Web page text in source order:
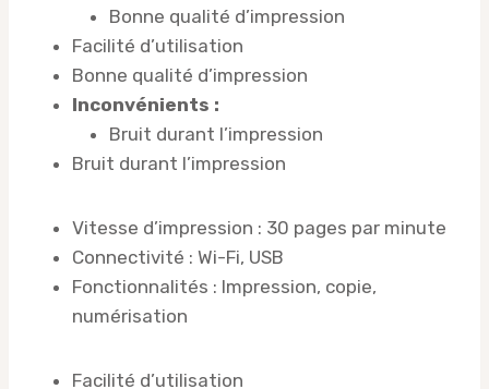
Bonne qualité d’impression
Facilité d’utilisation
Bonne qualité d’impression
Inconvénients :
Bruit durant l’impression
Bruit durant l’impression
Vitesse d’impression : 30 pages par minute
Connectivité : Wi-Fi, USB
Fonctionnalités : Impression, copie,
numérisation
Facilité d’utilisation